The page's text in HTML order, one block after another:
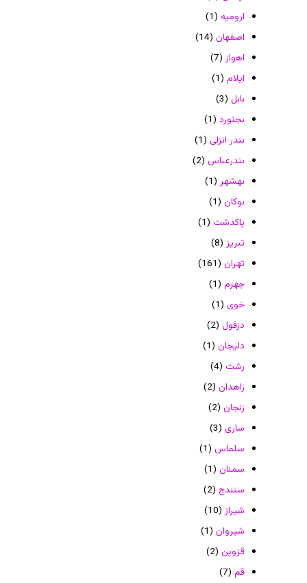
ارومیه (1)
اصفهان (14)
اهواز (7)
ایلام (1)
بابل (3)
بجنورد (1)
بندر انزلی (1)
بندرعباس (2)
بهشهر (1)
بوکان (1)
پاکدشت (1)
تبریز (8)
تهران (161)
جهرم (1)
خوی (1)
دزفول (2)
دلیجان (1)
رشت (4)
زاهدان (2)
زنجان (2)
ساری (3)
سلماس (1)
سمنان (1)
سنندج (2)
شیراز (10)
شیروان (1)
قزوین (2)
قم (7)